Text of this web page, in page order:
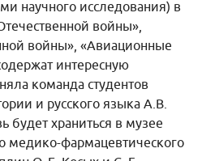
научного исследования) в
войны»,
войны», «Авиационные
интересную
команда студентов
и русского языка А.В.
будет храниться в музее
медико-фармацевтического